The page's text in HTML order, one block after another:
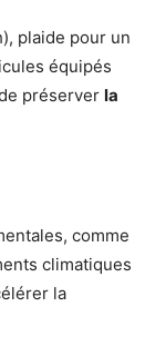
plaide pour un
équipés
préserver la
comme
climatiques
la